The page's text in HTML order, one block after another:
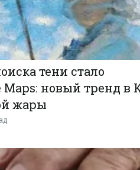
тени стало
новый тренд в
жары